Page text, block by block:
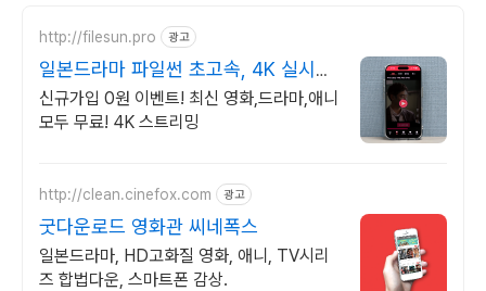
http://filesun.pro 광고
일본드라마 파일썬 초고속, 4K 실시간
보기!
신규가입 0원 이벤트! 최신 영화,드라마,애니
모두 무료! 4K 스트리밍
http://clean.cinefox.com 광고
굿다운로드 영화관 씨네폭스
일본드라마, HD고화질 영화, 애니, TV시리
즈 합법다운, 스마트폰 감상.